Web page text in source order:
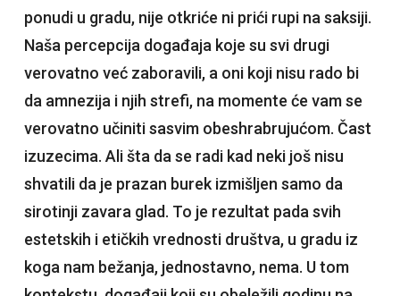
ponudi u gradu, nije otkriće ni prići rupi na saksiji.
Naša percepcija događaja koje su svi drugi
verovatno već zaboravili, a oni koji nisu rado bi
da amnezija i njih strefi, na momente će vam se
verovatno učiniti sasvim obeshrabrujućom. Čast
izuzecima. Ali šta da se radi kad neki još nisu
shvatili da je prazan burek izmišljen samo da
sirotinji zavara glad. To je rezultat pada svih
estetskih i etičkih vrednosti društva, u gradu iz
koga nam bežanja, jednostavno, nema. U tom